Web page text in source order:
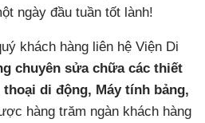
ngày đầu tuần tốt lành!
khách hàng liên hệ Viện Di
chuyên sửa chữa các thiết
di động, Máy tính bảng,
hàng trăm ngàn khách hàng